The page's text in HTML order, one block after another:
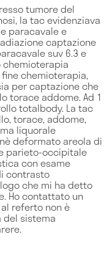
tumore del
la tac evidenziava
paracavale e
captazione
suv 6.3 e
chemioterapia
chemioterapia,
per captazione che
torace addome. Ad 1
totalbody. La tac
torace, addome,
liquorale
deformato areola di
parieto-occipitale
con esame
contrasto
che mi ha detto
Ho contattato un
referto non è
del sistema